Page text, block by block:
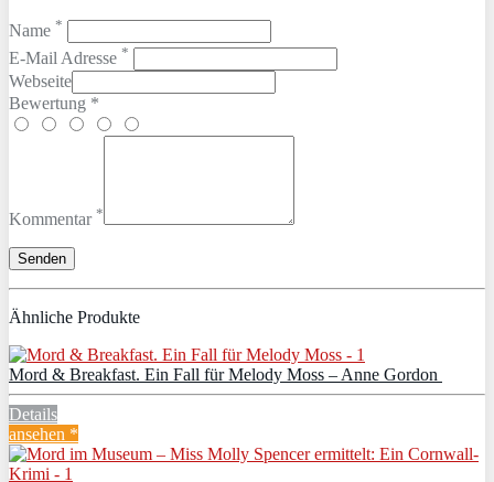
Name *
E-Mail Adresse *
Webseite
Bewertung *
Kommentar *
Ähnliche Produkte
Mord & Breakfast. Ein Fall für Melody Moss – Anne Gordon
Details
ansehen *